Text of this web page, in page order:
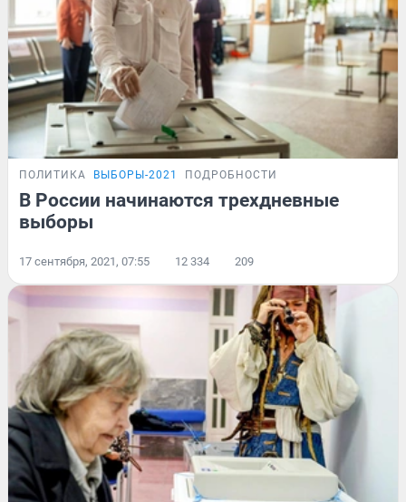
ПОЛИТИКА ВЫБОРЫ-2021 ПОДРОБНОСТИ
В России начинаются трехдневные
выборы
17 сентября, 2021, 07:55 12 334 209